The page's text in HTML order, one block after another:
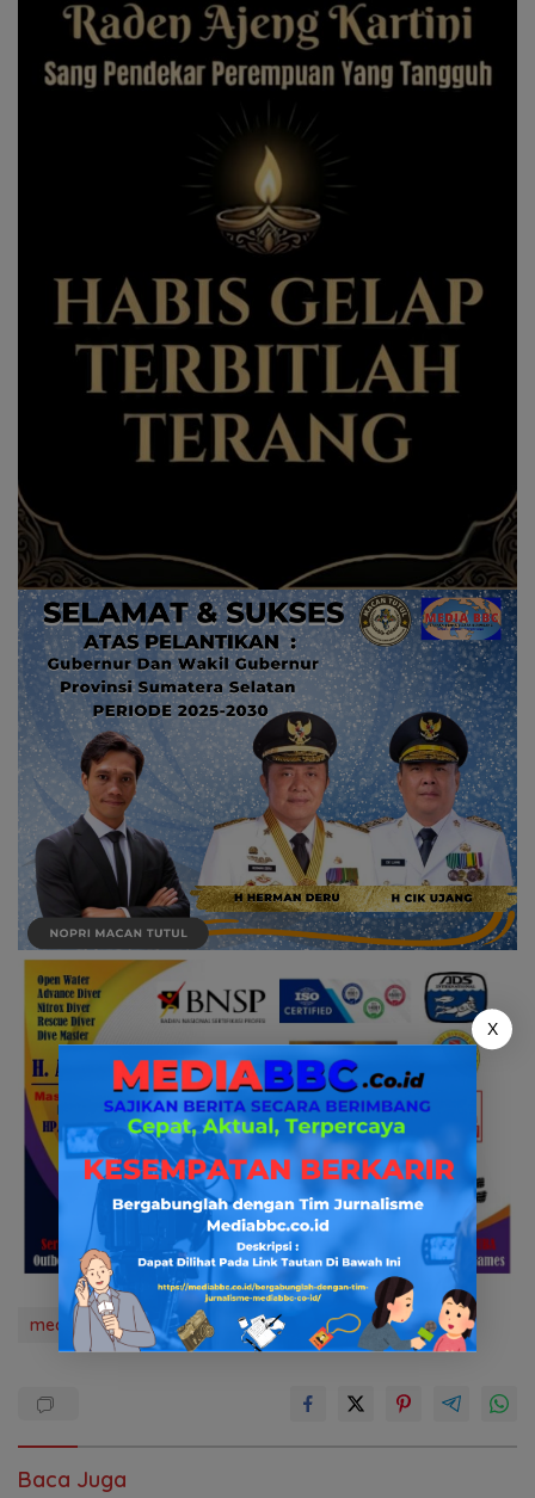
mediabbc.co.id news pasar 16 pemerintahan
Baca Juga
X